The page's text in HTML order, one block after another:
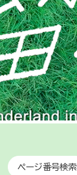
ページ番号検索